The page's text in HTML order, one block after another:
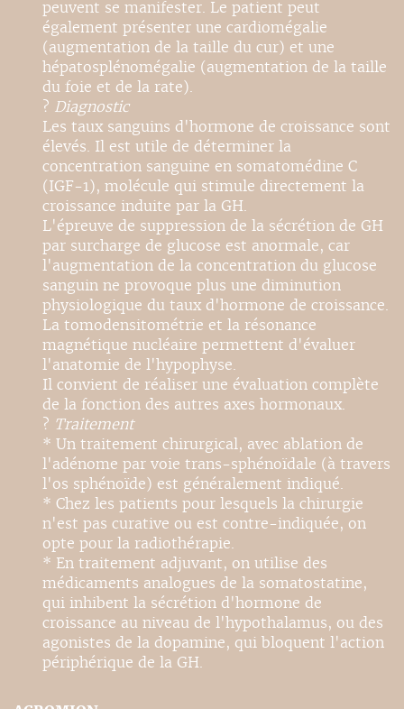
peuvent se manifester. Le patient peut
également présenter une cardiomégalie
(augmentation de la taille du cur) et une
hépatosplénomégalie (augmentation de la taille
du foie et de la rate).
? Diagnostic
Les taux sanguins d'hormone de croissance sont
élevés. Il est utile de déterminer la
concentration sanguine en somatomédine C
(IGF-1), molécule qui stimule directement la
croissance induite par la GH.
L'épreuve de suppression de la sécrétion de GH
par surcharge de glucose est anormale, car
l'augmentation de la concentration du glucose
sanguin ne provoque plus une diminution
physiologique du taux d'hormone de croissance.
La tomodensitométrie et la résonance
magnétique nucléaire permettent d'évaluer
l'anatomie de l'hypophyse.
Il convient de réaliser une évaluation complète
de la fonction des autres axes hormonaux.
? Traitement
* Un traitement chirurgical, avec ablation de
l'adénome par voie trans-sphénoïdale (à travers
l'os sphénoïde) est généralement indiqué.
* Chez les patients pour lesquels la chirurgie
n'est pas curative ou est contre-indiquée, on
opte pour la radiothérapie.
* En traitement adjuvant, on utilise des
médicaments analogues de la somatostatine,
qui inhibent la sécrétion d'hormone de
croissance au niveau de l'hypothalamus, ou des
agonistes de la dopamine, qui bloquent l'action
périphérique de la GH.